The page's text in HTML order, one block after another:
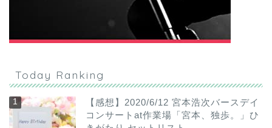
Today Ranking
【感想】2020/6/12 宮本浩次バースデイ
コンサートat作業場「宮本、独歩。」ひ